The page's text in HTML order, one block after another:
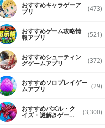
おすすめキャラゲーア
プリ (473)
おすすめゲーム攻略情
報アプリ (521)
おすすめシューティン
グゲームアプリ (372)
おすすめソロプレイゲー
ムアプリ (29)
おすすめパズル・ク
イズ・謎解きゲーム (3,300)